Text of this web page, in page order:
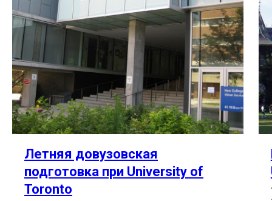
Летняя довузовская
подготовка при University of
Toronto